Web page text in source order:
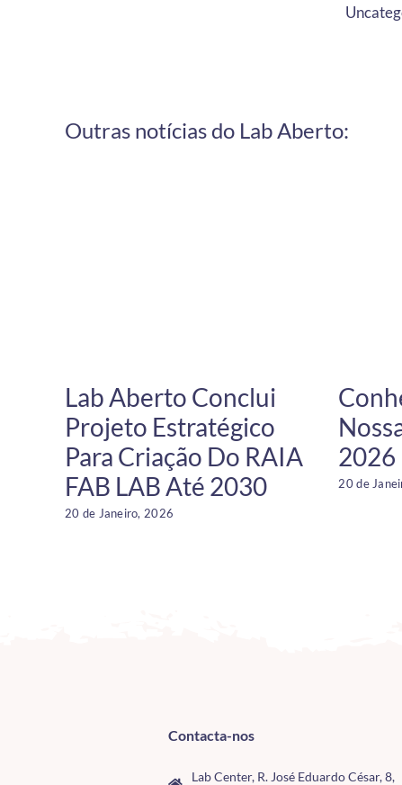
Outras notícias do Lab Aberto:
Lab Aberto Conclui
Projeto Estratégico
Para Criação Do RAIA
FAB LAB Até 2030
20 de Janeiro, 2026
2026
20 de
Contacta-nos
Lab Center, R. José Eduardo César, 8,